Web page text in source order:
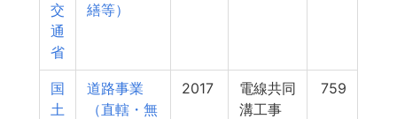
交
通
省
繕等）
国
土
道路事業
（直轄・無
2017
電線共同
溝工事
759